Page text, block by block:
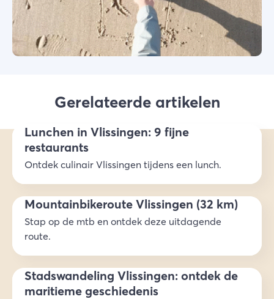
Gerelateerde artikelen
Lunchen in Vlissingen: 9 fijne
restaurants
Ontdek culinair Vlissingen tijdens een lunch.
Mountainbikeroute Vlissingen (32 km)
Stap op de mtb en ontdek deze uitdagende
route.
Stadswandeling Vlissingen: ontdek de
maritieme geschiedenis